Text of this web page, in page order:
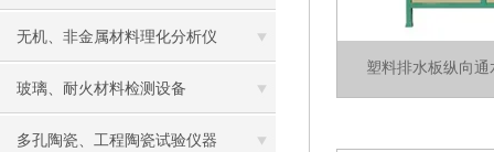
无机、非金属材料理化分析仪
玻璃、耐火材料检测设备
多孔陶瓷、工程陶瓷试验仪器
塑料排水板纵向